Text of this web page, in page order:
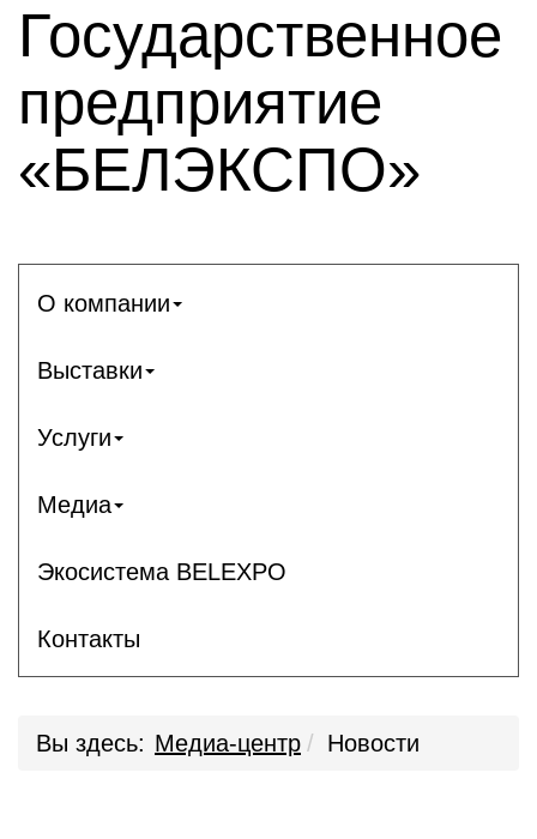
Государственное
предприятие
«БЕЛЭКСПО»
О компании
Выставки
Услуги
Медиа
Экосистема BELEXPO
Контакты
Вы здесь: Медиа-центр Новости